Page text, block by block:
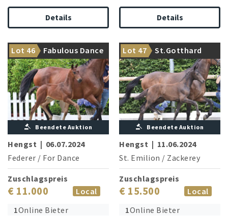
Details Details
Lot 46 Fabulous Dance
Let’s Dance: Ein ganz
besonderer Tänzer!
Beendete Auktion
Hengst | 06.07.2024
Federer / For Dance
Zuschlagspreis
€ 11.000
Local
1Online Bieter
Lot 47 St.Gotthard
Dressurstamm der Extraklasse
Beendete Auktion
Hengst | 11.06.2024
St. Emilion / Zackerey
Zuschlagspreis
€ 15.500
Local
1Online Bieter